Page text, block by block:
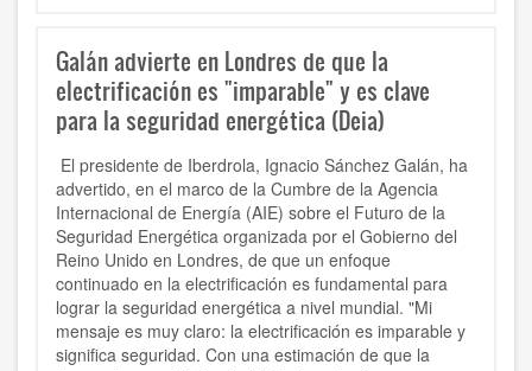
Galán advierte en Londres de que la
electrificación es "imparable" y es clave
para la seguridad energética (Deia)
El presidente de Iberdrola, Ignacio Sánchez Galán, ha
advertido, en el marco de la Cumbre de la Agencia
Internacional de Energía (AIE) sobre el Futuro de la
Seguridad Energética organizada por el Gobierno del
Reino Unido en Londres, de que un enfoque
continuado en la electrificación es fundamental para
lograr la seguridad energética a nivel mundial. "Mi
mensaje es muy claro: la electrificación es imparable y
significa seguridad. Con una estimación de que la